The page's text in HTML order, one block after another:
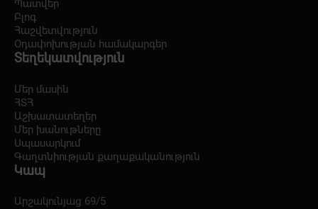
Պատվեր
Բլոգ
Հաշվետվություն
Օդափոխության համակարգեր
Տեղեկատվություն
Մեր մասին
ՀՏՀ
Աշխատատեղեր
Մեր խանութները
Սպասարկում
Գաղտնիության քաղաքականություն
Կապ
Արշակունյաց 69/5